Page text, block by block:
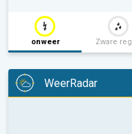
onweer Zware
WeerRadar